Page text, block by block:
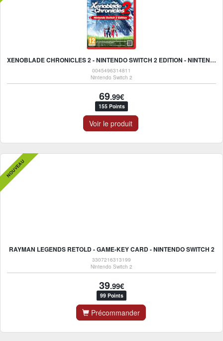
XENOBLADE CHRONICLES 2 - NINTENDO SWITCH 2 EDITION - NINTENDO SWITCH 2
0045496314811
Nintendo Switch 2
69.99€
155 Points
Voir le produit
RAYMAN LEGENDS RETOLD - GAME-KEY CARD - NINTENDO SWITCH 2
3307216313199
Nintendo Switch 2
39.99€
99 Points
Précommander
NOUVEAU